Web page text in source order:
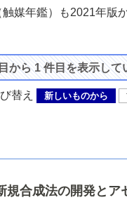
媒年鑑）も2021年
から 1 件目を表示して
え 新しいものから
規合成法の開発と